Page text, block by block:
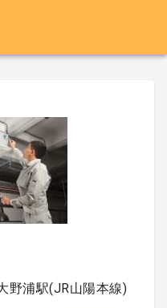
野浦駅(JR山陽本線)